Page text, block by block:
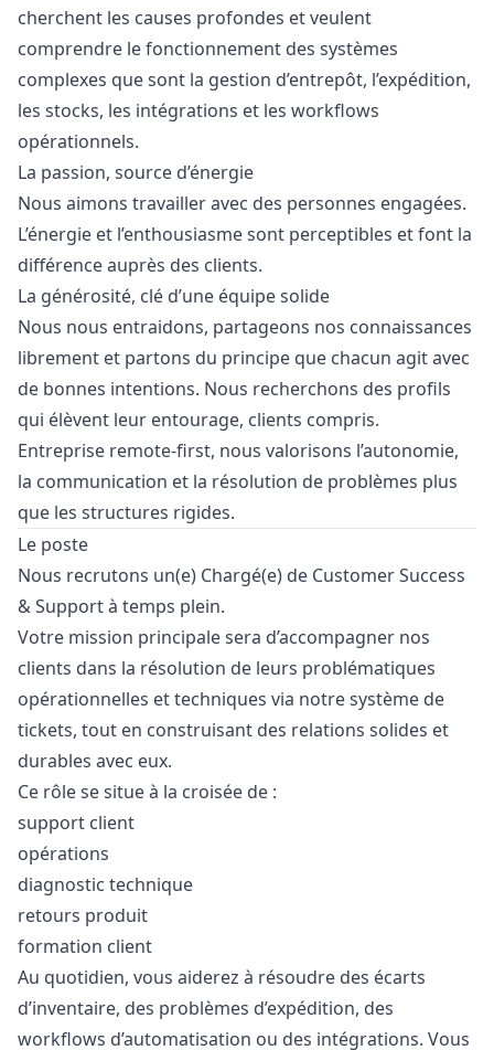
cherchent les causes profondes et veulent
comprendre le fonctionnement des systèmes
complexes que sont la gestion d’entrepôt, l’expédition,
les stocks, les intégrations et les workflows
opérationnels.
La passion, source d’énergie
Nous aimons travailler avec des personnes engagées.
L’énergie et l’enthousiasme sont perceptibles et font la
différence auprès des clients.
La générosité, clé d’une équipe solide
Nous nous entraidons, partageons nos connaissances
librement et partons du principe que chacun agit avec
de bonnes intentions. Nous recherchons des profils
qui élèvent leur entourage, clients compris.
Entreprise remote-first, nous valorisons l’autonomie,
la communication et la résolution de problèmes plus
que les structures rigides.
Le poste
Nous recrutons un(e) Chargé(e) de Customer Success
& Support à temps plein.
Votre mission principale sera d’accompagner nos
clients dans la résolution de leurs problématiques
opérationnelles et techniques via notre système de
tickets, tout en construisant des relations solides et
durables avec eux.
Ce rôle se situe à la croisée de :
support client
opérations
diagnostic technique
retours produit
formation client
Au quotidien, vous aiderez à résoudre des écarts
d’inventaire, des problèmes d’expédition, des
workflows d’automatisation ou des intégrations. Vous